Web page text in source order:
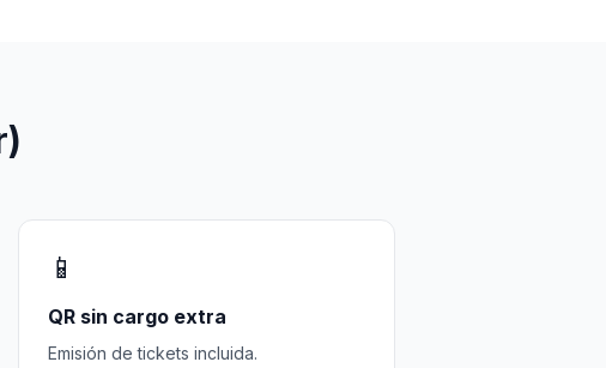
📱
QR sin cargo extra
Emisión de tickets incluida.